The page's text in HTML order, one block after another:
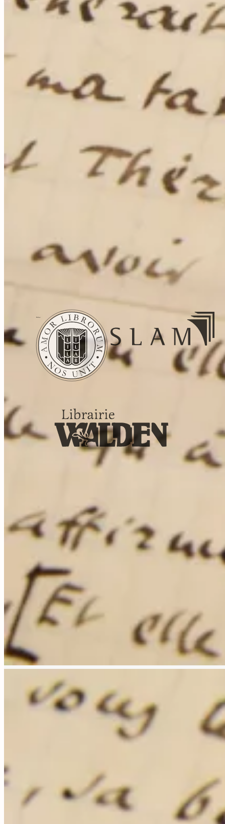
Contact
45000 Orléans - France
contact@librairie-walden.com +33 9 54
Services
Expertise ConseilAchatCompteCréer
Nous écrire
Paiement
Conditions de
venteMentions légalesGestion des
Politique de confidentialité
Tous droits réservés. © Librairie Walden,